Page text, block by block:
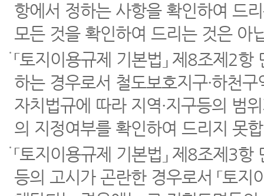
항에서 정하는 사항을 확인하여 드
모든 것을 확인하여 드리는 것은 아
「토지이용규제 기본법」 제8조제2
하는 경우로서 철도보호지구·하천
자치법규에 따라 지역·지구등의 범
의 지정여부를 확인하여 드리지 못
「토지이용규제 기본법」 제8조제3
등의 고시가 곤란한 경우로서 「토